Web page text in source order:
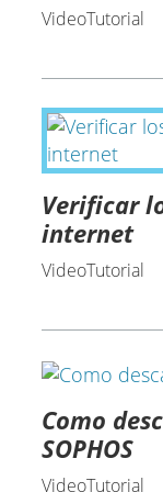
VideoTutorial
Verificar
internet
VideoTutorial
Como
SOPHOS
VideoTutorial